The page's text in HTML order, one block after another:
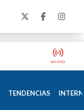
TENDENCIAS